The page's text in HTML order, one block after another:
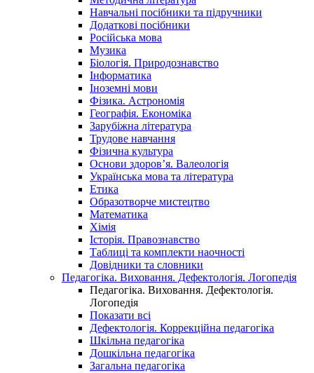
Навчальні посібники та підручники
Додаткові посібники
Російська мова
Музика
Біологія. Природознавство
Інформатика
Іноземні мови
Фізика. Астрономія
Географія. Економіка
Зарубіжна література
Трудове навчання
Фізична культура
Основи здоров’я. Валеологія
Українська мова та література
Етика
Образотворче мистецтво
Математика
Хімія
Історія. Правознавство
Таблиці та комплекти наочності
Довідники та словники
Педагогіка. Виховання. Дефектологія. Логопедія
Педагогіка. Виховання. Дефектологія.
Логопедія
Показати всі
Дефектологія. Коррекційна педагогіка
Шкільна педагогіка
Дошкільна педагогіка
Загальна педагогіка